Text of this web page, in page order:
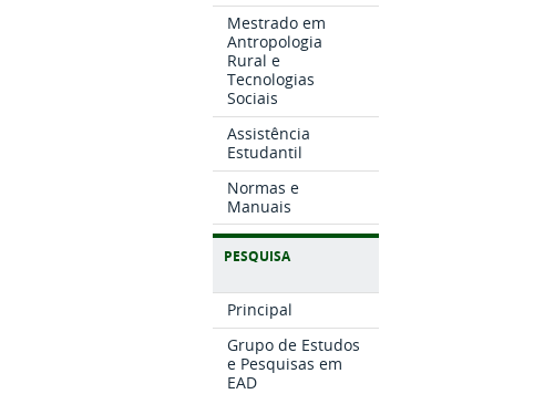
Mestrado em
Antropologia
Rural e
Tecnologias
Sociais
Assistência
Estudantil
Normas e
Manuais
PESQUISA
Principal
Grupo de Estudos
e Pesquisas em
EAD